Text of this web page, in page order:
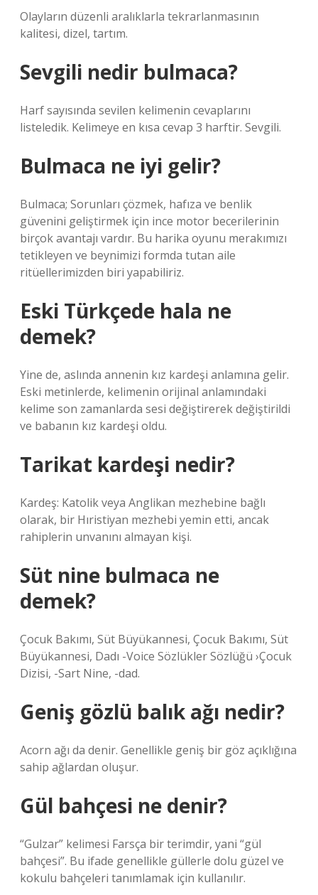
Olayların düzenli aralıklarla tekrarlanmasının
kalitesi, dizel, tartım.
Sevgili nedir bulmaca?
Harf sayısında sevilen kelimenin cevaplarını
listeledik. Kelimeye en kısa cevap 3 harftir. Sevgili.
Bulmaca ne iyi gelir?
Bulmaca; Sorunları çözmek, hafıza ve benlik
güvenini geliştirmek için ince motor becerilerinin
birçok avantajı vardır. Bu harika oyunu merakımızı
tetikleyen ve beynimizi formda tutan aile
ritüellerimizden biri yapabiliriz.
Eski Türkçede hala ne
demek?
Yine de, aslında annenin kız kardeşi anlamına gelir.
Eski metinlerde, kelimenin orijinal anlamındaki
kelime son zamanlarda sesi değiştirerek değiştirildi
ve babanın kız kardeşi oldu.
Tarikat kardeşi nedir?
Kardeş: Katolik veya Anglikan mezhebine bağlı
olarak, bir Hıristiyan mezhebi yemin etti, ancak
rahiplerin unvanını almayan kişi.
Süt nine bulmaca ne
demek?
Çocuk Bakımı, Süt Büyükannesi, Çocuk Bakımı, Süt
Büyükannesi, Dadı -Voice Sözlükler Sözlüğü ›Çocuk
Dizisi, -Sart Nine, -dad.
Geniş gözlü balık ağı nedir?
Acorn ağı da denir. Genellikle geniş bir göz açıklığına
sahip ağlardan oluşur.
Gül bahçesi ne denir?
“Gulzar” kelimesi Farsça bir terimdir, yani “gül
bahçesi”. Bu ifade genellikle güllerle dolu güzel ve
kokulu bahçeleri tanımlamak için kullanılır.